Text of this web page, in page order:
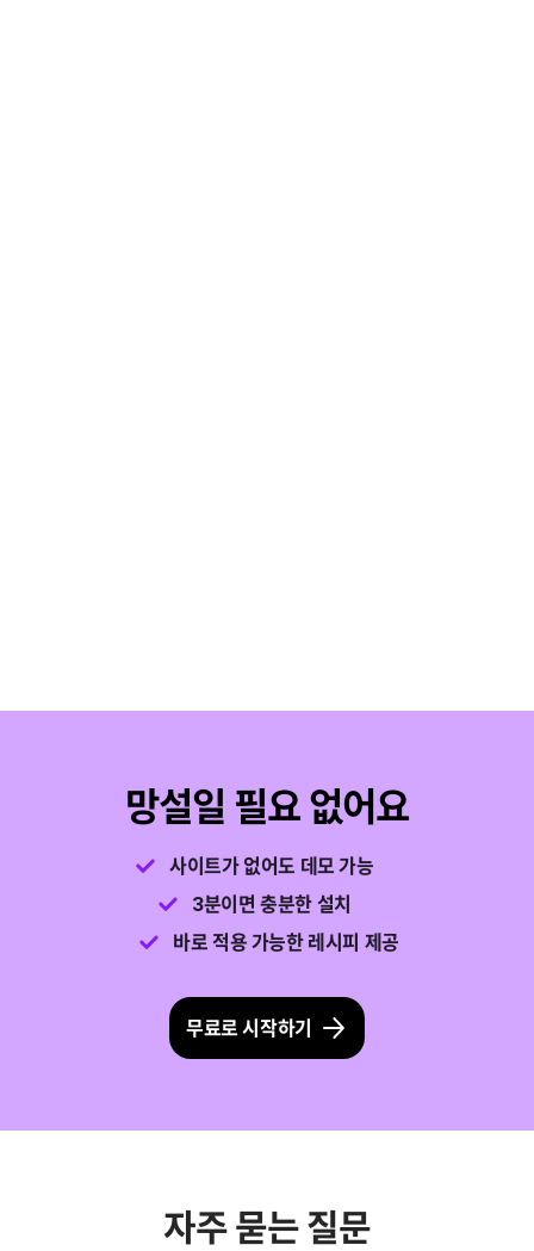
망설일 필요 없어요
사이트가 없어도 데모 가능
3분이면 충분한 설치
바로 적용 가능한 레시피 제공
무료로 시작하기
자주 묻는 질문